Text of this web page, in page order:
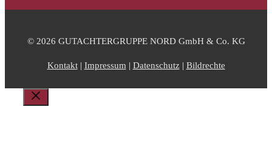
© 2026 GUTACHTERGRUPPE NORD GmbH & Co. KG
Kontakt| Impressum| Datenschutz| Bildrechte
Schließen